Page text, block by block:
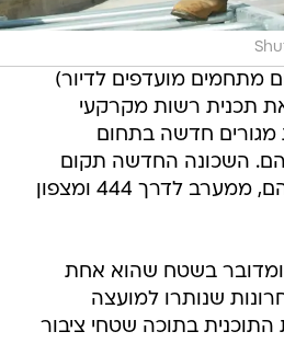
מתחמים מועדפים לדיור)
תכנית רשות מקרקעי
חדשה בתחום
השכונה החדשה תקום
בכניסה הדרומית לשוהם, ממערב לדרך 444 ומצפון
ומדובר בשטח שהוא אחת
שנותרו למועצה
בתוכה שטחי ציבור